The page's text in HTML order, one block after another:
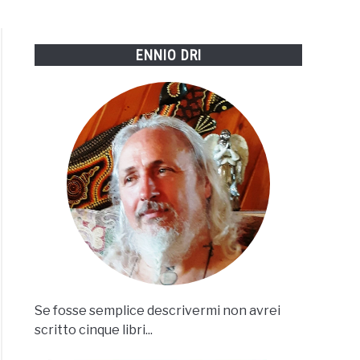
ENNIO DRI
Se fosse semplice descrivermi non avrei
scritto cinque libri...